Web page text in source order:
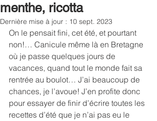
menthe, ricotta
Dernière mise à jour : 10 sept. 2023
On le pensait fini, cet été, et pourtant
non!… Canicule même là en Bretagne
où je passe quelques jours de
vacances, quand tout le monde fait sa
rentrée au boulot… J’ai beaucoup de
chances, je l’avoue! J’en profite donc
pour essayer de finir d’écrire toutes les
recettes d’été que je n’ai pas eu le